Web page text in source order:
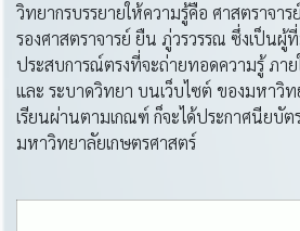
วิทยากรบรรยายให้ความรู้คือ ศาสตราจา
รองศาสตราจารย์ ยืน ภู่วรวรรณ ซึ่งเป็นผู้
ประสบการณ์ตรงที่จะถ่ายทอดความรู้ ภาย
และ ระบาดวิทยา บนเว็บไซต์ ของมหาวิท
เรียนผ่านตามเกณฑ์ ก็จะได้ประกาศนียบัต
มหาวิทยาลัยเกษตรศาสตร์